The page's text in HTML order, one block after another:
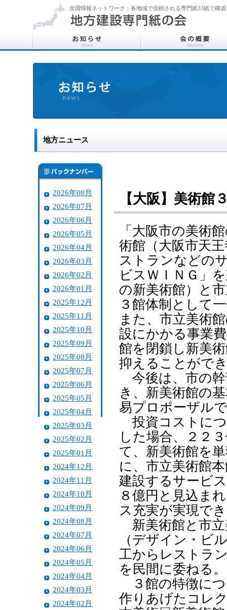
全国情報ネットワーク：各地域で信頼される専門紙33紙で構成
地方ニュース
2026年08月
2026年07月
2026年06月
2026年05月
2026年04月
2026年03月
2026年02月
2026年01月
2025年12月
2025年11月
2025年10月
2025年09月
2025年08月
2025年07月
2025年06月
2025年05月
2025年04月
2025年03月
2025年02月
2025年01月
2024年12月
2024年11月
2024年10月
2024年09月
2024年08月
2024年07月
2024年06月
2024年05月
2024年04月
2024年03月
2024年02月
【大阪】美術
「大阪市の美術
術館（大阪市天
ストランなどの
ビスＷＩＮＧ」
の新美術館）と
３館体制として
また、市立美術
設にかかる事業
館を閉鎖し新美
抑えることがで
今後は、市の幹
き、新美術館の
易プロポーザル
投資コストにつ
した場合、２２
て、新美術館を
に、市立美術館
建設するサービ
８億円と見込ま
ス充実が実現で
新美術館と市立
（デザイン・ビ
工からレストラ
を民間に委ねる。
３館の特徴に
作りあげたコレ